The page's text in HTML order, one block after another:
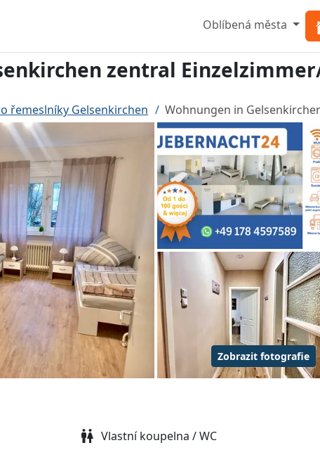
Oblíbená města
zentral
řemeslníky Gelsenkirchen Wohnungen in
Zobrazit fotografie
Vlastní koupelna / WC